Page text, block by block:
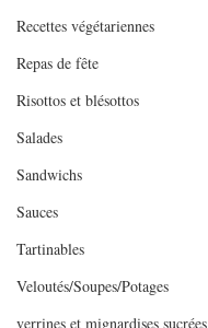
Recettes végétariennes
Repas de fête
Risottos et blésottos
Salades
Sandwichs
Sauces
Tartinables
Veloutés/Soupes/Potages
verrines et mignardises sucrées